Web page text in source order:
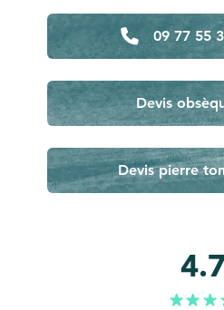
09 77 55
Devis
Devis pierre
4.7